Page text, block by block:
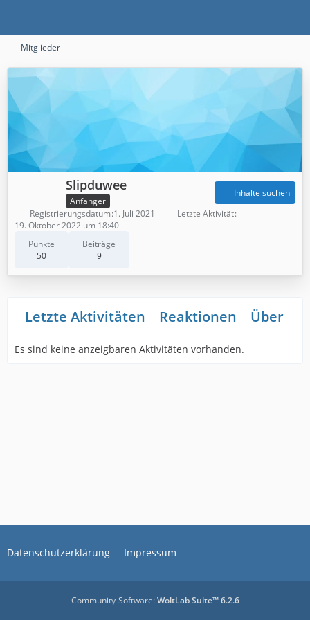
Mitglieder
Slipduwee
Anfänger
Punkte
50
Beiträge
9
Inhalte suchen
Registrierungsdatum 1. Juli 2021
Letzte Aktivität
19. Oktober 2022 um 18:40
Letzte Aktivitäten Reaktionen Über
Es sind keine anzeigbaren Aktivitäten vorhanden.
Datenschutzerklärung Impressum
Community-Software:WoltLab Suite™ 6.2.6